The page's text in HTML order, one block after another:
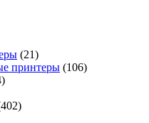
(21)
принтеры (106)